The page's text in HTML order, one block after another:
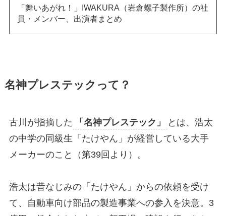
「舞いあがれ！」IWAKURA（岩倉螺子製作所）の社
員・メンバー、出演者まとめ
名神プレステックって？
古川が指摘した 「名神プレステック」
とは、浩太
の中学の同級生「たけやん」が経営している大手
メーカーのこと（第39回より）。
浩太は昔なじみの「たけやん」からの依頼を受け
て、自動車向け部品の製造事業への参入を決意。3